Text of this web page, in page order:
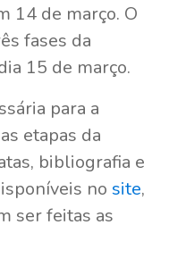
14 de março. O
fases da
15 de março.
para a
etapas da
bibliografia e
no site,
ser feitas as